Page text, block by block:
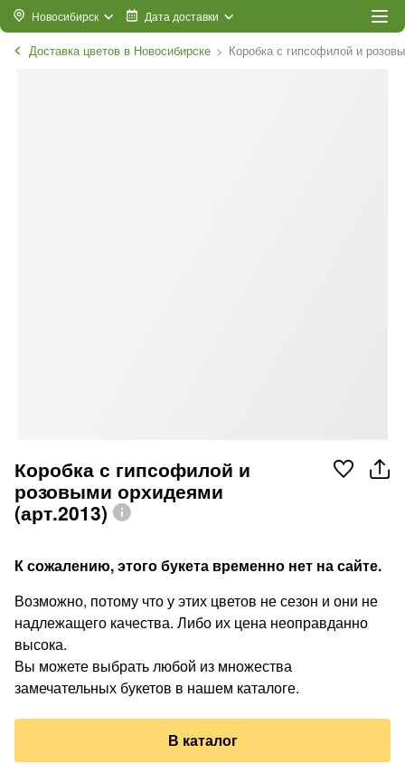
Новосибирск Дата доставки
Доставка цветов в Новосибирске Коробка с гипсофилой и
Коробка с гипсофилой и
розовыми орхидеями
(арт.2013)
К сожалению, этого букета временно нет на сайте.
Возможно, потому что у этих цветов не сезон и они не
надлежащего качества. Либо их цена неоправданно
высока.
Вы можете выбрать любой из множества
замечательных букетов в нашем каталоге.
В каталог